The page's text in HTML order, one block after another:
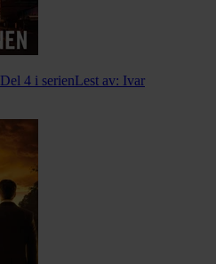
Del 4 i serienLest av: Ivar